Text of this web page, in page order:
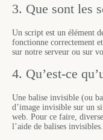
3. Que sont les
Un script est un élément
fonctionne correctement
sur notre serveur ou sur
4. Qu’est-ce
Une balise invisible (ou
d’image invisible sur un
web. Pour ce faire,
l’aide de balises invisibles.